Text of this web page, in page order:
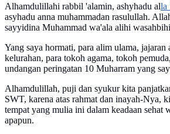
Alhamdulillahi rabbil 'alamin, ashyhadu alla
asyhadu anna muhammadan rasulullah.
sayyidina Muhammad wa'ala alihi
Yang saya hormati, para alim ulama, jajaran
kelurahan, para tokoh agama, tokoh
undangan peringatan 10 Muharram yang
Alhamdulillah, puji dan syukur kita
SWT, karena atas rahmat dan inayah-Nya,
tempat yang mulia ini dalam keadaan sehat
apapun.